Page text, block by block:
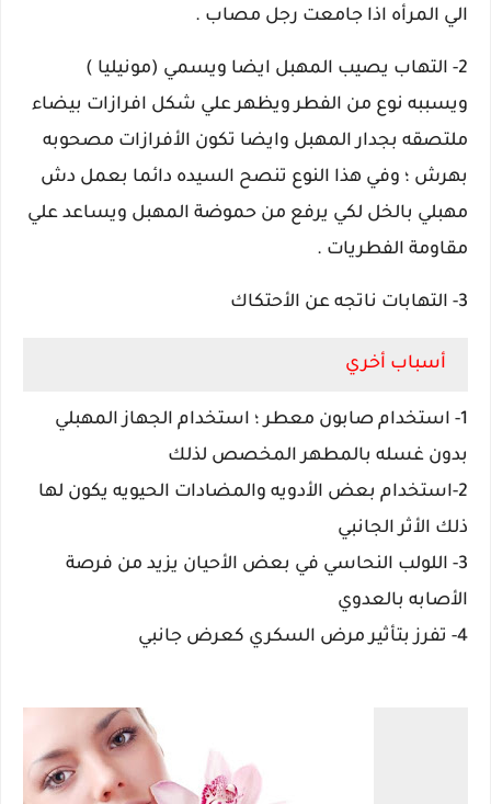
الي المرأه اذا جامعت رجل مصاب .
2- التهاب يصيب المهبل ايضا ويسمي (مونيليا )
ويسببه نوع من الفطر ويظهر علي شكل افرازات بيضاء
ملتصقه بجدار المهبل وايضا تكون الأفرازات مصحوبه
بهرش ؛ وفي هذا النوع تنصح السيده دائما بعمل دش
مهبلي بالخل لكي يرفع من حموضة المهبل ويساعد علي
مقاومة الفطريات .
3- التهابات ناتجه عن الأحتكاك
أسباب أخري
1- استخدام صابون معطر ؛ استخدام الجهاز المهبلي
بدون غسله بالمطهر المخصص لذلك
2-استخدام بعض الأدويه والمضادات الحيويه يكون لها
ذلك الأثر الجانبي
3- اللولب النحاسي في بعض الأحيان يزيد من فرصة
الأصابه بالعدوي
4- تفرز بتأثير مرض السكري كعرض جانبي